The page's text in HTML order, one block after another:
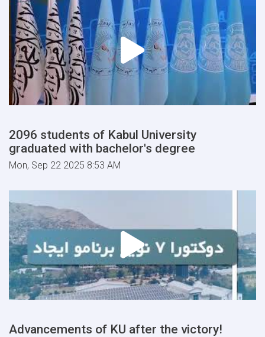
2096 students of Kabul University
graduated with bachelor's degree
Mon, Sep 22 2025 8:53 AM
Advancements of KU after the victory!